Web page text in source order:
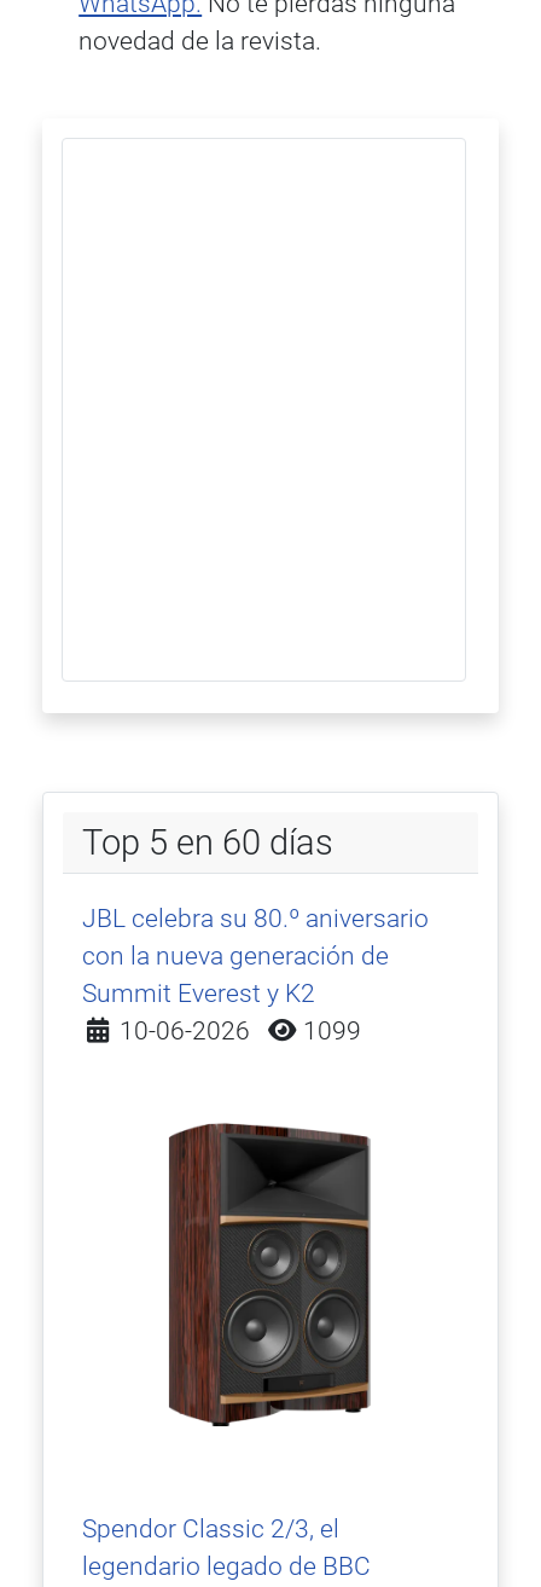
novedad de la revista.
Top 5 en 60 días
JBL celebra su 80.º aniversario
con la nueva generación de
Summit Everest y K2
Detalles
10-06-2026 1099
Spendor Classic 2/3, el
legendario legado de BBC